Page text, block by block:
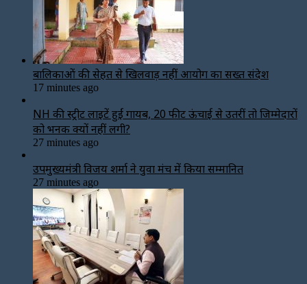
बालिकाओं की सेहत से खिलवाड़ नहीं आयोग का सख्त संदेश
17 minutes ago
NH की स्ट्रीट लाइटें हुईं गायब, 20 फीट ऊंचाई से उतरीं तो जिम्मेदारों
को भनक क्यों नहीं लगी?
27 minutes ago
उपमुख्यमंत्री विजय शर्मा ने युवा मंच में किया सम्मानित
27 minutes ago